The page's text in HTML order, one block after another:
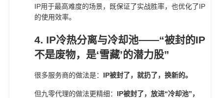
IP用于最高难度的场景，既保证了实战胜率，也优化了IP
的使用效率。
4. IP冷热分离与冷却池——“被封的IP
不是废物，是‘雪藏’的潜力股”
很多服务商的做法是： IP被封了，就扔了，换新的。
但九零代理的做法更精细： IP被封了，放进“冷却池”，